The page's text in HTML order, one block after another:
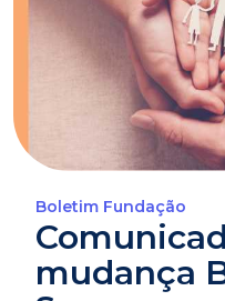
Boletim Fundação
mudança